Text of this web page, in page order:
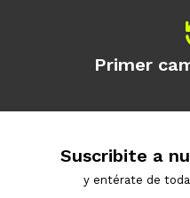
Primer
Suscribite a
y entérate de